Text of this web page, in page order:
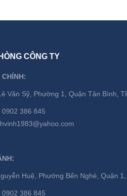
CÔNG TY
Văn Sỹ, Phường 1, Quận Tân Bình,
0902 386 845
Huệ, Phường Bến Nghé, Quận 1,
0902 386 845